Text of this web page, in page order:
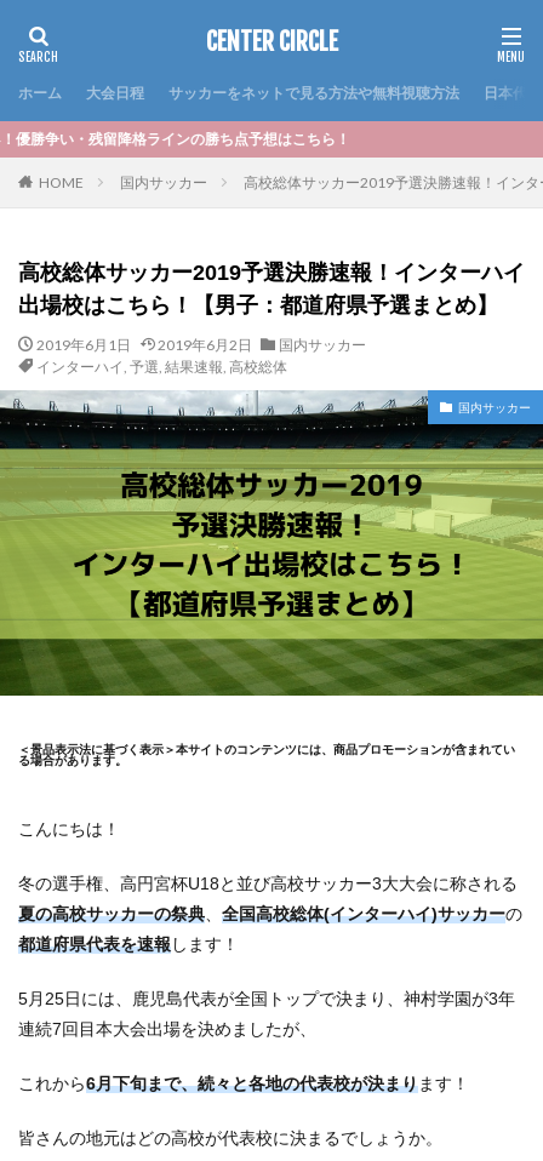
CENTER CIRCLE
ホーム 大会日程 サッカーをネットで見る方法や無料視聴方法 日本代表
ンの勝ち点予想はこちら！
HOME 国内サッカー 高校総体サッカー2019予選決勝速報！イン
高校総体サッカー2019予選決勝速報！インターハイ
出場校はこちら！【男子：都道府県予選まとめ】
2019年6月1日 2019年6月2日
国内サッカー
インターハイ, 予選, 結果速報, 高校総体
国内サッカー
＜景品表示法に基づく表示＞本サイトのコンテンツには、商品プロモーションが含まれてい
る場合があります。
こんにちは！
冬の選手権、高円宮杯U18と並び高校サッカー3大大会に称される
夏の高校サッカーの祭典
全国高校総体(インターハイ)サッカーの
都道府県代表を速報します！
5月25日には、鹿児島代表が全国トップで決まり、神村学園が3年
連続7回目本大会出場を決めましたが、
これから6月下旬まで、続々と各地の代表校が決まります！
皆さんの地元はどの高校が代表校に決まるでしょうか。